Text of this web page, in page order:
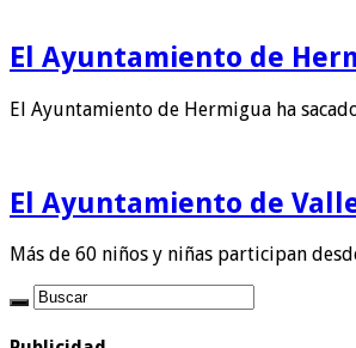
El Ayuntamiento de
El Ayuntamiento de Hermigua ha
El Ayuntamiento de
Más de 60 niños y niñas participan